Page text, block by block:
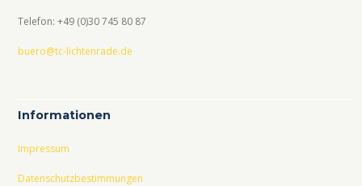
Telefon: +49 (0)30 745 80 87
buero@tc-lichtenrade.de
Informationen
Impressum
Datenschutzbestimmungen